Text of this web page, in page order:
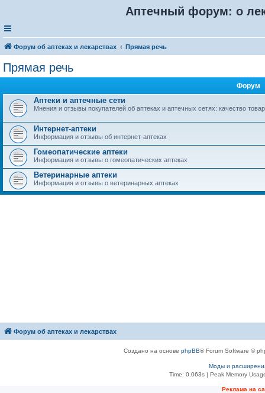
Аптечный форум: о
Форум об аптеках и лекарствах Прямая речь
Прямая речь
Форум
Аптеки и аптечные сети
Мнения и отзывы покупателей об аптеках и аптечных сетях: качество
Интернет-аптеки
Информация и отзывы об интернет-аптеках
Гомеопатические аптеки
Информация и отзывы о гомеопатических аптеках
Ветеринарные аптеки
Информация и отзывы о ветеринарных аптеках
Форум об аптеках и лекарствах
Создано на основе phpBB® Forum Software ©
Моды и
Time: 0.063s | Peak Memory
Рeклама на